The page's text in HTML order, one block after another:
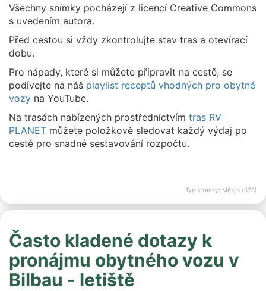
Všechny snímky pocházejí z licencí Creative Commons
s uvedením autora.
Před cestou si vždy zkontrolujte stav tras a otevírací
dobu.
Pro nápady, které si můžete připravit na cestě, se
podívejte na náš playlist receptů vhodných pro obytné
vozy na YouTube.
Na trasách nabízených prostřednictvím tras RV
PLANET můžete položkově sledovat každý výdaj po
cestě pro snadné sestavování rozpočtu.
Typ stránky: Město (578)
Často kladené dotazy k
pronájmu obytného vozu v
Bilbau - letiště